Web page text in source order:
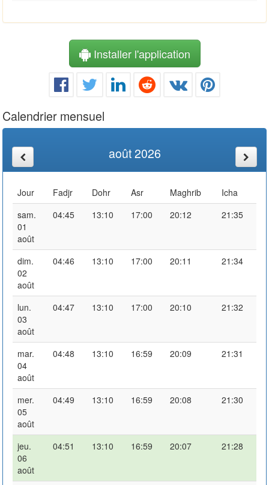
Installer l'application
Calendrier mensuel
août 2026
Jour Fadjr Dohr Asr Maghrib
Icha
sam.
01
août
04:45 13:10 17:00 20:12 21:35
dim.
02
août
04:46 13:10 17:00 20:11 21:34
lun.
03
août
04:47 13:10 17:00 20:10 21:32
mar.
04
août
04:48 13:10 16:59 20:09 21:31
mer.
05
août
04:49 13:10 16:59 20:08 21:30
jeu.
06
août
04:51 13:10 16:59 20:07 21:28